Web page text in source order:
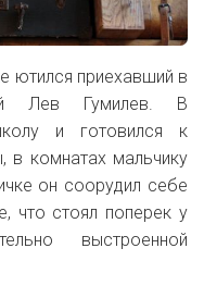
ютился приехавший в
Лев Гумилев. В
и готовился к
в комнатах мальчику
он соорудил себе
что стоял поперек у
выстроенной